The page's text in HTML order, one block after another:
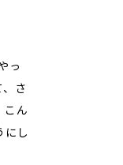
っ
さ
こん
にし